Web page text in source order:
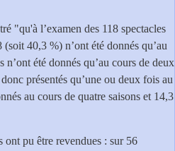
"qu'à l’examen des 118 spectacles
40,3 %) n’ont été donnés qu’au
n’ont été donnés qu’au cours de deux
présentés qu’une ou deux fois au
au cours de quatre saisons et 14,3
pu être revendues : sur 56